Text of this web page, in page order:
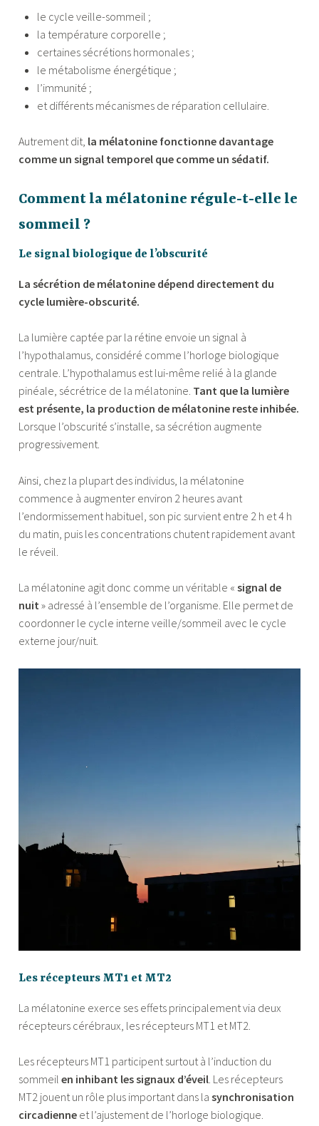
le cycle veille-sommeil ;
la température corporelle ;
certaines sécrétions hormonales ;
le métabolisme énergétique ;
l’immunité ;
et différents mécanismes de réparation cellulaire.
Autrement dit, la mélatonine fonctionne davantage
comme un signal temporel que comme un sédatif.
Comment la mélatonine régule-t-elle le
sommeil ?
Le signal biologique de l’obscurité
La sécrétion de mélatonine dépend directement du
cycle lumière-obscurité.
La lumière captée par la rétine envoie un signal à
l’hypothalamus, considéré comme l’horloge biologique
centrale. L’hypothalamus est lui-même relié à la glande
pinéale, sécrétrice de la mélatonine. Tant que la lumière
est présente, la production de mélatonine reste inhibée.
Lorsque l’obscurité s’installe, sa sécrétion augmente
progressivement.
Ainsi, chez la plupart des individus, la mélatonine
commence à augmenter environ 2 heures avant
l’endormissement habituel, son pic survient entre 2 h et 4 h
du matin, puis les concentrations chutent rapidement avant
le réveil.
La mélatonine agit donc comme un véritable «signal de
nuit » adressé à l’ensemble de l’organisme. Elle permet de
coordonner le cycle interne veille/sommeil avec le cycle
externe jour/nuit.
Les récepteurs MT1 et MT2
La mélatonine exerce ses effets principalement via deux
récepteurs cérébraux, les récepteurs MT1 et MT2.
Les récepteurs MT1 participent surtout à l’induction du
sommeilen inhibant les signaux d’éveil. Les récepteurs
MT2 jouent un rôle plus important dans lasynchronisation
circadienne et l’ajustement de l’horloge biologique.